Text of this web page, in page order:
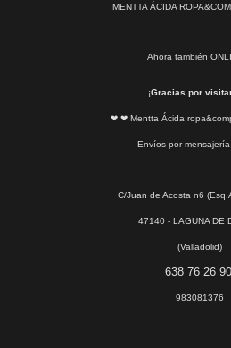
MENTTA ÁCIDA
Ahora también
¡Gracias por
❤ ❤ Mentta Ácida
Envíos por
C/Juan de Acosta n6
47140 - LAGUNA DE
(Valladolid)
638 76 26 90
983081376